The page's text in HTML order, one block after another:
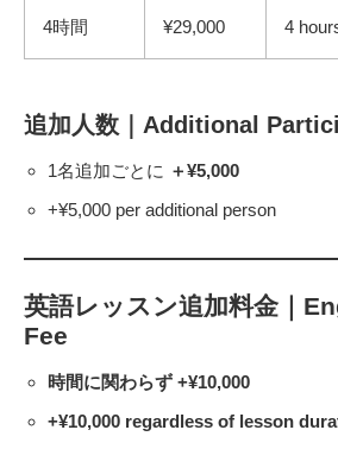
4時間 ¥29,000 4
追加人数｜Additional
1名追加ごとに ＋¥5,000
+¥5,000 per additional person
英語レッスン追加料金｜
Fee
時間に関わらず +¥10,000
+¥10,000 regardless of lesson